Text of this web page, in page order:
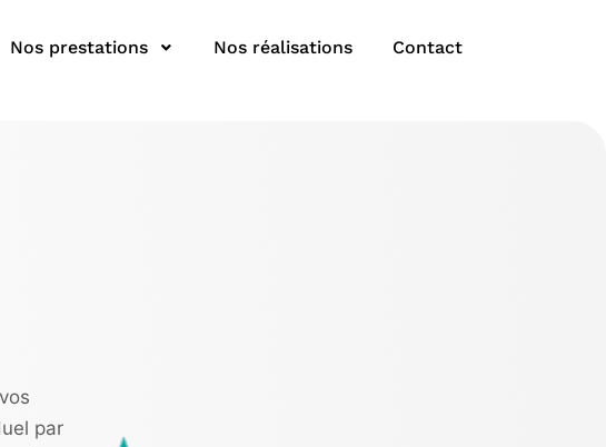
Nos prestations Nos réalisations Contact
par